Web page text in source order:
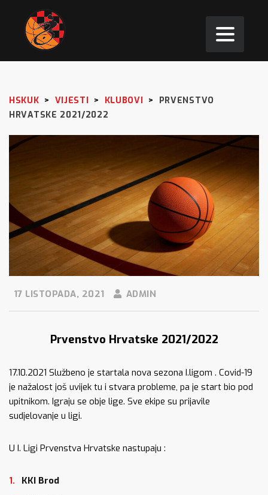
HSKUK > VIJESTI > KLUBOVI >
PRVENSTVO
HRVATSKE 2021/2022
17 LISTOPADA, 2021 ADMIN
Prvenstvo Hrvatske 2021/2022
17.10.2021 Službeno je startala nova sezona I.ligom . Covid-19
je nažalost još uvijek tu i stvara probleme, pa je start bio pod
upitnikom. Igraju se obje lige. Sve ekipe su prijavile
sudjelovanje u ligi.
U I. Ligi Prvenstva Hrvatske nastupaju :
KKI Brod